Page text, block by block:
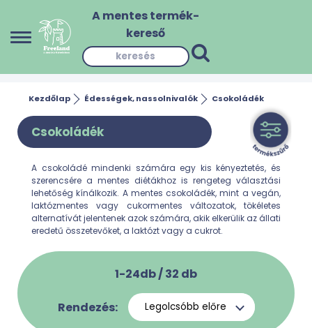
A mentes termék-
kereső
Kezdőlap Édességek, nassolnivalók Csokoládék
Csokoládék
A csokoládé mindenki számára egy kis kényeztetés, és
szerencsére a mentes diétákhoz is rengeteg választási
lehetőség kínálkozik. A mentes csokoládék, mint a vegán,
laktózmentes vagy cukormentes változatok, tökéletes
alternatívát jelentenek azok számára, akik elkerülik az állati
eredetű összetevőket, a laktózt vagy a cukrot.
1-24db /32 db
Rendezés: